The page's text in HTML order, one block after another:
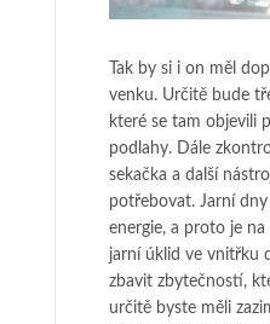
Tak by si i on měl
venku. Určitě bude
které se tam objevili
podlahy. Dále
sekačka a další
potřebovat. Jarní
energie, a proto je na
jarní úklid ve vnitřku
zbavit zbytečností,
určitě byste měli